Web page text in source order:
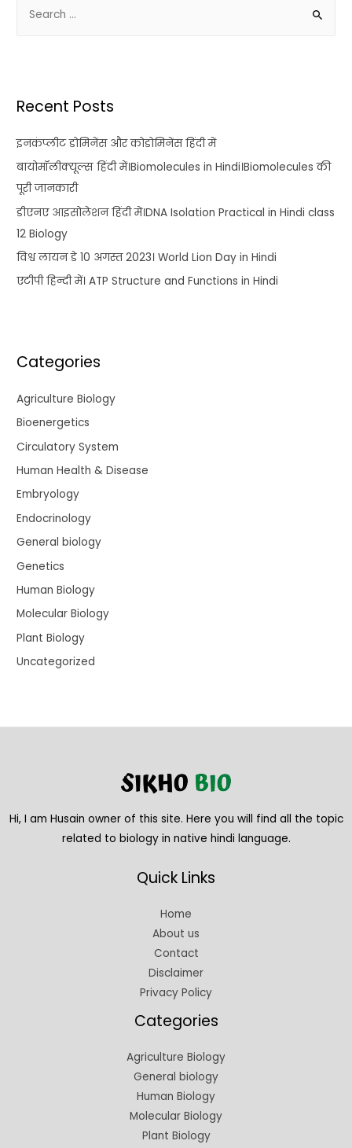
Recent Posts
इनकंप्लीट डोमिनेंस और कोडोमिनेंस हिंदी में
बायोमॉलीक्यूल्स हिंदी में।Biomolecules in Hindi।Biomolecules की
पूरी जानकारी
डीएनए आइसोलेशन हिंदी में।DNA Isolation Practical in Hindi class
12 Biology
विश्व लायन डे 10 अगस्त 2023। World Lion Day in Hindi
एटीपी हिन्दी में। ATP Structure and Functions in Hindi
Categories
Agriculture Biology
Bioenergetics
Circulatory System
Human Health & Disease
Embryology
Endocrinology
General biology
Genetics
Human Biology
Molecular Biology
Plant Biology
Uncategorized
Hi, I am Husain owner of this site. Here you will find all the topic
related to biology in native hindi language.
Quick Links
Home
About us
Contact
Disclaimer
Privacy Policy
Categories
Agriculture Biology
General biology
Human Biology
Molecular Biology
Plant Biology